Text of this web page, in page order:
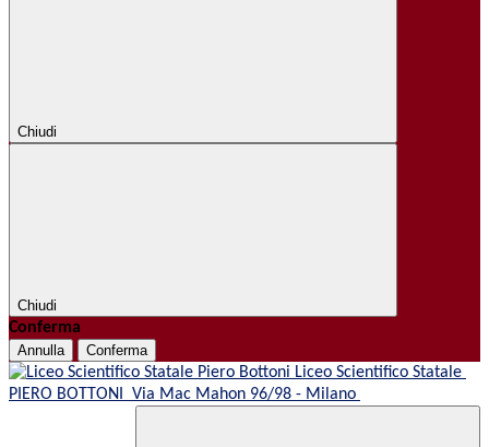
Chiudi
Chiudi
Conferma
Annulla Conferma
Liceo Scientifico Statale
PIERO BOTTONI Via Mac Mahon 96/98 - Milano